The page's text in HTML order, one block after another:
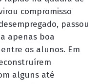
compromisso
passou
apenas boa
os alunos. Em
alguns até